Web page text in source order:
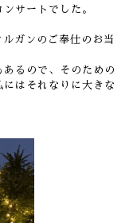
サートでした。
ガンのご奉仕のお当
るので、そのための
はそれなりに大きな